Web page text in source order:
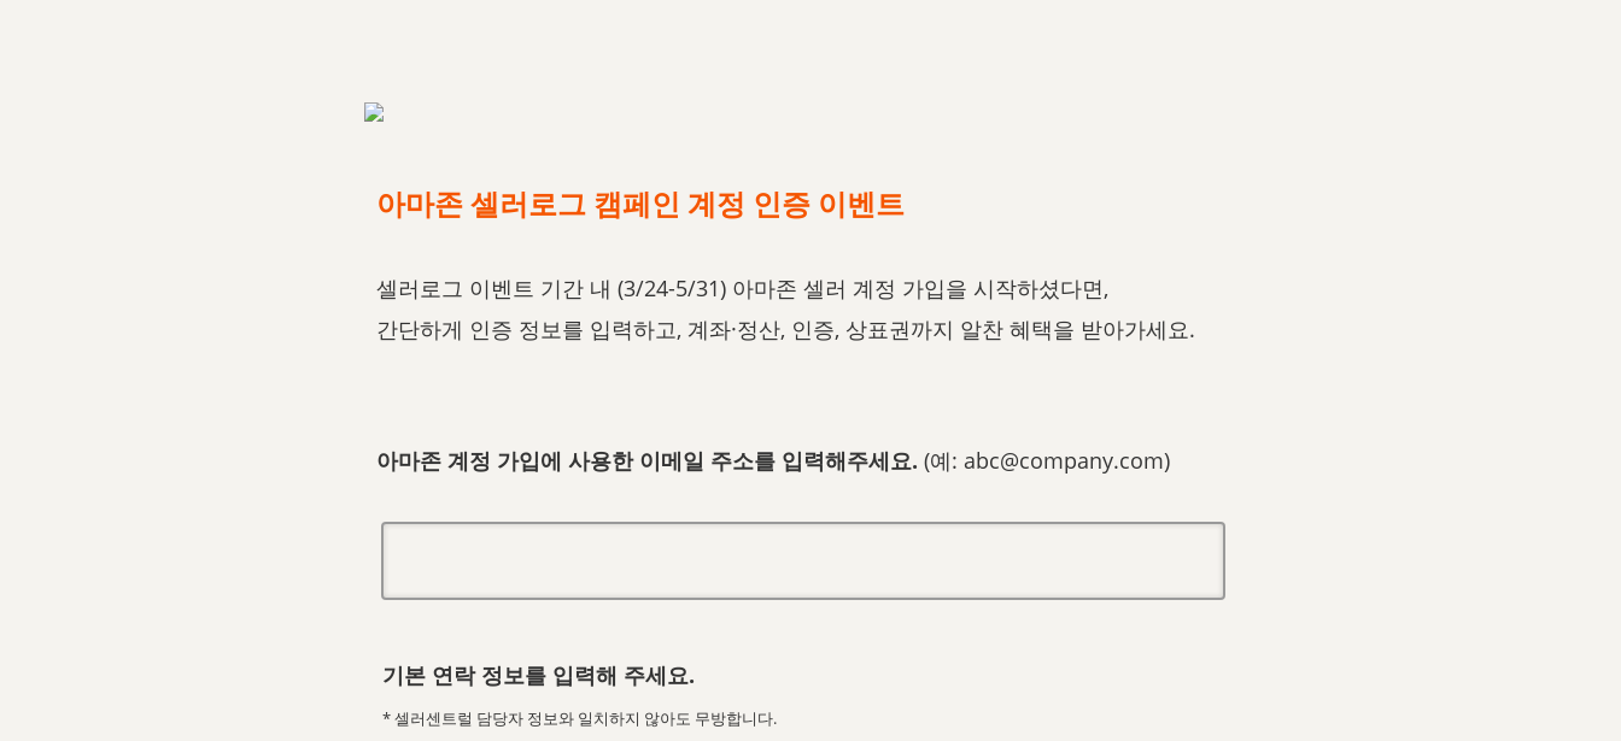
아마존 셀러로그 캠페인 계정 인증 이벤트
셀러로그 이벤트 기간 내 (3/24-5/31) 아마존 셀러 계정 가입을 시작하셨다면,
간단하게 인증 정보를 입력하고, 계좌·정산, 인증, 상표권까지 알찬 혜택을 받아가세요.
아마존 계정 가입에 사용한 이메일 주소를 입력해주세요. (예: abc@company.com)
기본 연락 정보를 입력해 주세요.
* 셀러센트럴 담당자 정보와 일치하지 않아도 무방합니다.